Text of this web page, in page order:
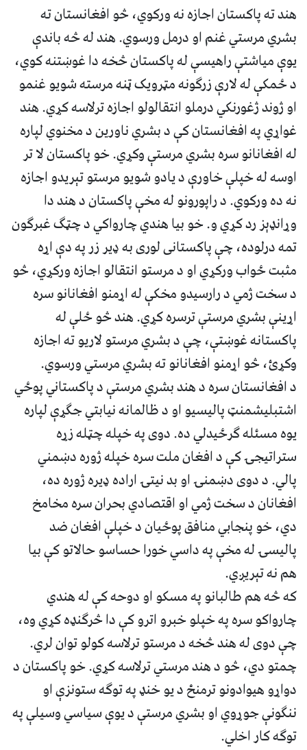
هند ته پاکستان اجازه نه ورکوي، څو افغانستان ته
بشري مرستي غنم او درمل ورسوي. هند له څه باندې
یوې میاشتې راهیسې له پاکستان څخه دا غوښتنه کوي،
د ځمکې له لارې زرګونه مټرویک ټنه مرسته شویو غنمو
او ژوند ژغورنکي درملو انتقالولو اجازه ترلاسه کړي. هند
غواړي په افغانستان کې د بشري ناورین د مخنوي لپاره
له افغانانو سره بشري مرستې وکړي. خو پاکستان لا تر
اوسه له خپلې خاورې د یادو شویو مرستو تېریدو اجازه
نه ده ورکوي. د راپورونو له مخې پاکستان د هند دا
وړانډېز رد کړي و. خو بیا هندي چارواکي د چټګ غبرګون
تمه درلوده، چې پاکستانی لوری به ډیر زر په دې اړه
مثبت ځواب ورکړي او د مرستو انتقالو اجازه ورکړي، څو
د سخت ژمي د رارسیدو مخکې له اړمنو افغانانو سره
اړینې بشري مرستې ترسره کړي. هند څو ځلې له
پاکستانه غوښتې، چې د بشري مرستو لاریو ته اجازه
وکړئ، څو اړمنو افغانانو ته بشري مرستي ورسوي.
د افغانستان سره د هند بشري مرستې د پاکستاني پوځي
اشتبلیشمنټ پالیسیو او د ظالمانه نیابتي جګړې لپاره
یوه مسئله ګرځیدلي ده. دوی په خپله چټله زړه
ستراتیجۍ کې د افغان ملت سره خپله ژوره دښمني
پالي. د دوی دښمنۍ او بد نیتۍ اراده ډیره ژوره ده،
افغانان د سخت ژمي او اقتصادي بحران سره مخامخ
دي، خو پنجابي منافق پوځیان د خپلې افغان ضد
پالیسۍ له مخې په داسي خورا حساسو حالاتو کې بیا
هم نه تېریږي.
که څه هم طالبانو په مسکو او دوحه کې له هندي
چارواکو سره په خپلو خبرو اترو کې دا څرګنډه کړي وه،
چې دوی له هند څخه د مرستو ترلاسه کولو توان لري.
چمتو دي، څو د هند مرستي ترلاسه کړي. خو پاکستان د
دواړو هیوادونو ترمنځ د یو خنډ په توګه ستونزې او
ننګونې جوړوي او بشري مرستې د یوې سیاسي وسیلې په
توګه کار اخلي.